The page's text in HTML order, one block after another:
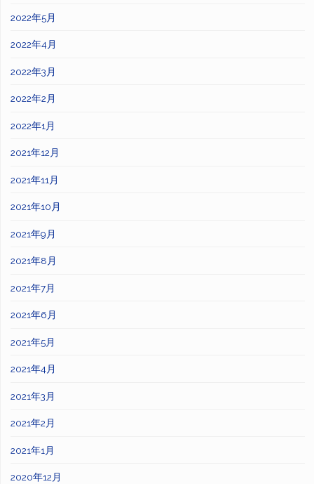
2022年5月
2022年4月
2022年3月
2022年2月
2022年1月
2021年12月
2021年11月
2021年10月
2021年9月
2021年8月
2021年7月
2021年6月
2021年5月
2021年4月
2021年3月
2021年2月
2021年1月
2020年12月